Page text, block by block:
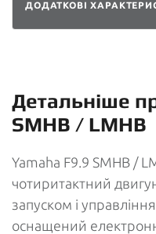
ДОДАТКОВІ
Детальніше
SMHB / LMHB
Yamaha F9.9 SMHB /
чотиритактний
запуском і
оснащений